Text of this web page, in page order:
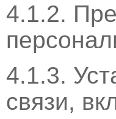
4.1.2.
4.1.3.
связи,